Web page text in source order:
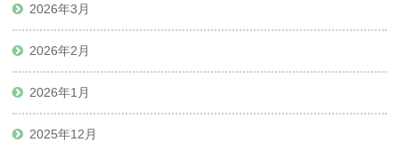
2026年3月
2026年2月
2026年1月
2025年12月